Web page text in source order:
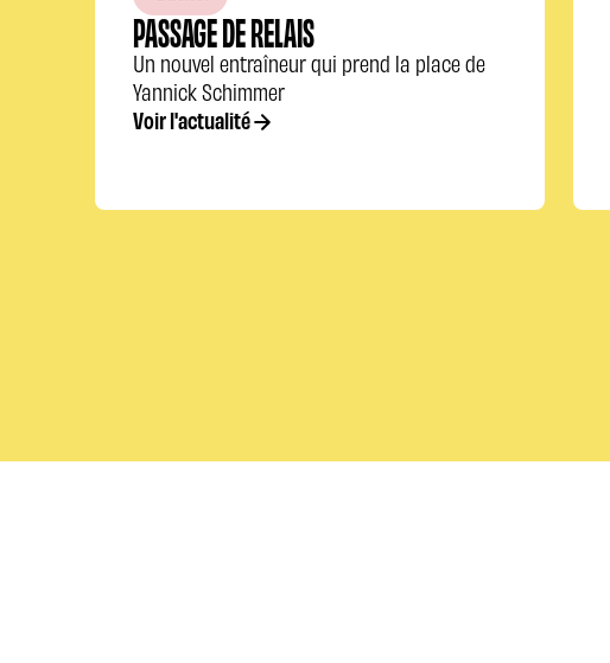
PASSAGE DE RELAIS
Un nouvel entraîneur qui prend la place de
Yannick Schimmer
Voir l'actualité